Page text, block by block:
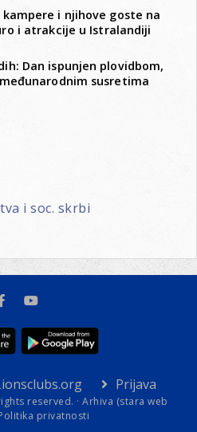
kampere i njihove goste na
i atrakcije u Istralandiji
Dan ispunjen plovidbom,
susretima
i soc. skrbi
Prijava
reserved. · Arhiva (stara web
privatnosti